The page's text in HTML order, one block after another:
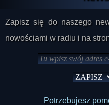
Zapisz się do naszego
nowościami w radiu i na
Potrzebujesz